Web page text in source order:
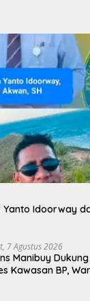
Idoorway
7 Agustus 2026
Manibuy
Kawasan BP,